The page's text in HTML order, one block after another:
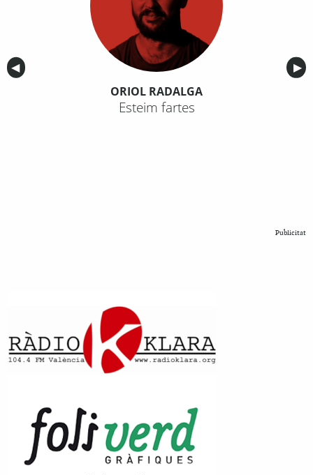
Anterior
◀︎ ▶︎
ORIOL RADALGA
Esteim fartes
Publicitat